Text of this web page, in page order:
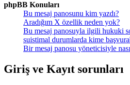
phpBB Konuları
Bu mesaj panosunu kim yazdı?
Aradığım X özellik neden yok?
Bu mesaj panosuyla ilgili hukuki
suistimal durumlarda kime
Bir mesaj panosu yöneticisiyle
Giriş ve Kayıt sorunları